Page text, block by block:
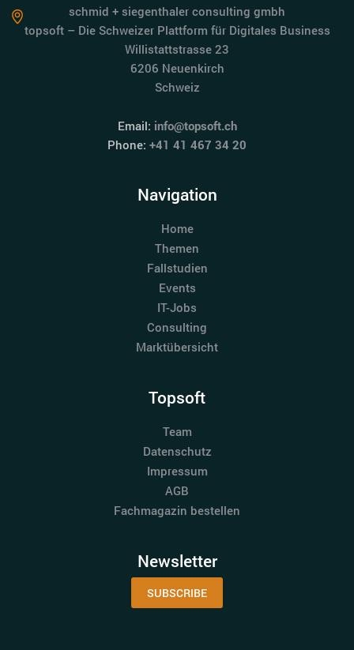
schmid + siegenthaler consulting gmbh
topsoft – Die Schweizer Plattform für Digitales Business
Willistattstrasse 23
6206 Neuenkirch
Schweiz
Email: info@topsoft.ch
Phone: +41 41 467 34 20
Navigation
Home
Themen
Fallstudien
Events
IT-Jobs
Consulting
Marktübersicht
Topsoft
Team
Datenschutz
Impressum
AGB
Fachmagazin bestellen
Newsletter
SUBSCRIBE